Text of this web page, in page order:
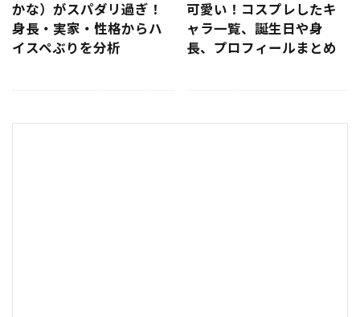
かな）がスパダリ過ぎ！
身長・実家・性格からハ
イスペぶりを分析
可愛い！コスプレしたキ
ャラ一覧、誕生日や身
長、プロフィールまとめ